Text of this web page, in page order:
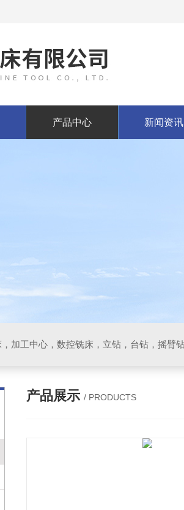
产品中心 新闻资讯
产品展示 / PRODUCTS